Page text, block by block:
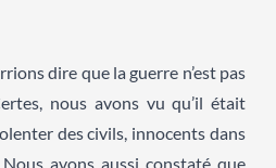
dire que la guerre n’est pas
nous avons vu qu’il était
des civils, innocents dans
avons aussi constaté que